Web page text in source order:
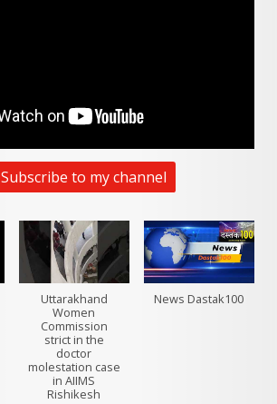
Subscribe to my channel
Uttarakhand
Women
Commission
strict in the
doctor
molestation case
in AIIMS
Rishikesh
News Dastak100